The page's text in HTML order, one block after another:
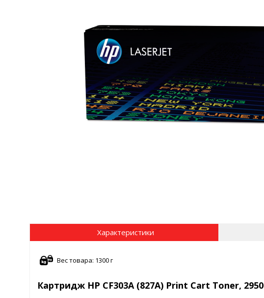
Характеристики
Вес товара: 1300 г
Картридж HP CF303A (827A) Print Cart Toner,